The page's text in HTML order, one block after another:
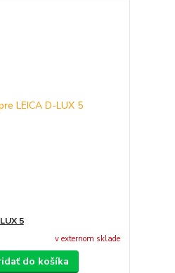
5
v externom sklade
do košíka